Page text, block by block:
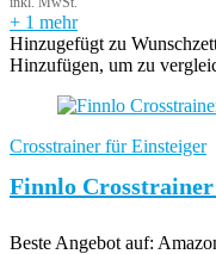
+ 1 mehr
Hinzugefügt zu
Hinzufügen, um zu
Crosstrainer für Einsteiger
Finnlo
Beste Angebot auf: